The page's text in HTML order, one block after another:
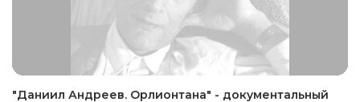
"Даниил Андреев. Орлионтана" - документальный